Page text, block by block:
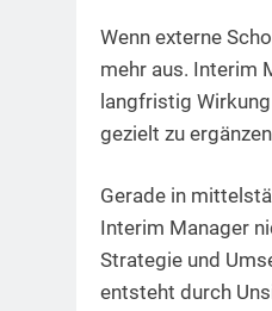
Wenn externe
mehr aus. Interim
langfristig
gezielt zu
Gerade in
Interim Manager
Strategie und
entsteht durch